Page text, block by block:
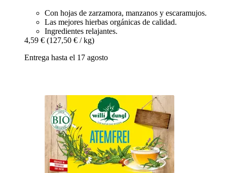
Con hojas de zarzamora, manzanos y escaramujos.
Las mejores hierbas orgánicas de calidad.
Ingredientes relajantes.
4,59 € (127,50 € / kg)
Entrega hasta el 17 agosto